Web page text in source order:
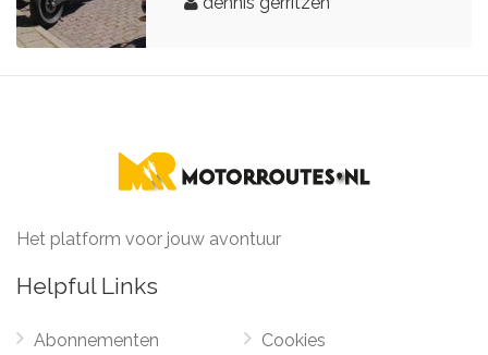
Het platform voor jouw avontuur
Helpful Links
Abonnementen Cookies